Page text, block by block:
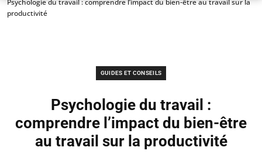
Psychologie du travail : comprendre l’impact du bien-être au travail sur la
productivité
GUIDES ET CONSEILS
Psychologie du travail :
comprendre l’impact du bien-être
au travail sur la productivité